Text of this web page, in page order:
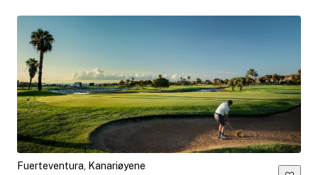
Fuerteventura, Kanariøyene